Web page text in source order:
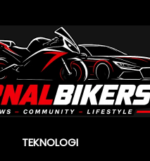
TEKNOLOGI